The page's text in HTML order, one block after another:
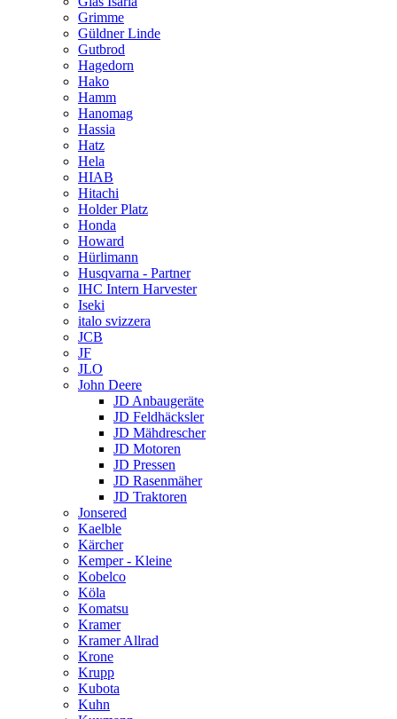
Grimme
Güldner Linde
Gutbrod
Hagedorn
Hako
Hamm
Hanomag
Hassia
Hatz
Hela
HIAB
Hitachi
Holder Platz
Honda
Howard
Hürlimann
Husqvarna - Partner
IHC Intern Harvester
Iseki
italo svizzera
JCB
JF
JLO
John Deere
JD Anbaugeräte
JD Feldhäcksler
JD Mähdrescher
JD Motoren
JD Pressen
JD Rasenmäher
JD Traktoren
Jonsered
Kaelble
Kärcher
Kemper - Kleine
Kobelco
Köla
Komatsu
Kramer
Kramer Allrad
Krone
Krupp
Kubota
Kuhn